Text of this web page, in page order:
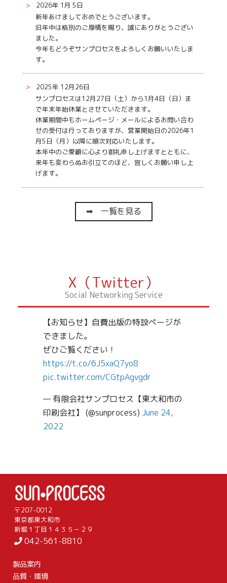
>
2026年 1月 5日
新年あけましておめでとうございます。
旧年中は格別のご厚情を賜り、誠にありがとうござい
ました。
今年もどうぞサンプロセスをよろしくお願いいたしま
す。
>
2025年 12月26日
サンプロセスは12月27日（土）から1月4日（日）ま
で年末年始休業とさせていただきます。
休業期間中もホームページ・メールによるお問い合わ
せの受付は行っておりますが、営業開始日の2026年1
月5日（月）以降に順次対応いたします。
本年中のご愛顧に心より御礼申し上げますとともに、
来年も変わらぬお引立てのほど、宜しくお願い申し上
げます。
➡ 一覧を見る
X（Twitter）
Social Networking Service
【お知らせ】自費出版の特設ページが
できました。
ぜひご覧ください！
https://t.co/6J5xaQ7yo8
pic.twitter.com/CGtpAgvgdr
— 有限会社サンプロセス【東大和市の
印刷会社】 (@sunprocess) June 24,
2022
〒207-0012
東京都東大和市
新堀１丁目１４３５－２９
042-561-8810
製品案内
品質・環境